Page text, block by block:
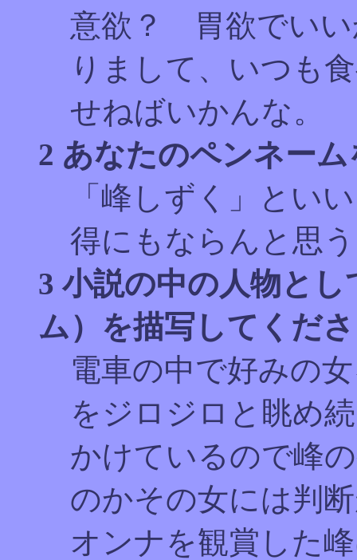
意欲？ 胃欲でい
りまして、いつも
せねばいかんな。
2 あなたのペンネー
「峰しずく」とい
得にもならんと思
3 小説の中の人物と
ム）を描写してくだ
電車の中で好みの
をジロジロと眺め
かけているので峰
のかその女には判
オンナを観賞した